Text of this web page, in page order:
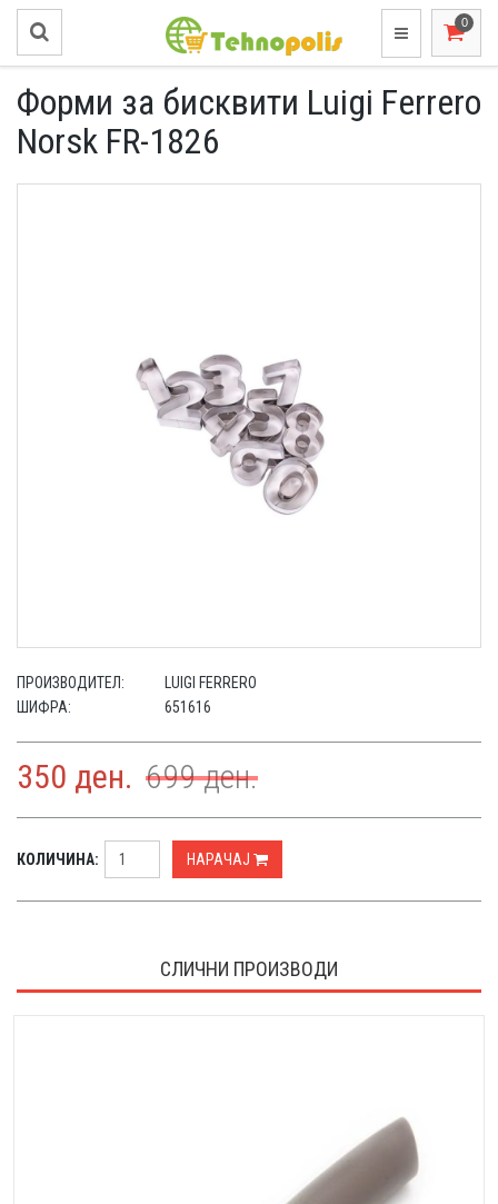
Форми за бисквити Luigi Ferrero
Norsk FR-1826
ПРОИЗВОДИТЕЛ:
LUIGI FERRERO
ШИФРА:
651616
350 ден. 699ден.
КОЛИЧИНА: НАРАЧАЈ
СЛИЧНИ ПРОИЗВОДИ